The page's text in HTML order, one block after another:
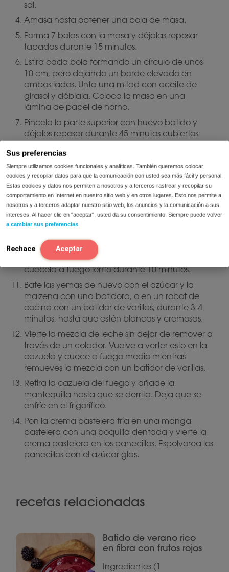
Sus preferencias
Siempre utilizamos cookies funcionales y analíticas. También queremos colocar
cookies y recopilar datos para que la comunicación con usted sea más fácil y personal.
Estas cookies y datos nos permiten a nosotros y a terceros rastrear y recopilar su
comportamiento en Internet en nuestro sitio web y en otros lugares. Esto nos permite a
nosotros y a terceros adaptar nuestro sitio web, los anuncios y la comunicación a sus
intereses. Al hacer clic en "aceptar", usted da su consentimiento. Siempre puede volver
a cambiar sus preferencias.
Rechace Aceptar
sal.
Amasa hasta obtener una bola de masa.
Forma 7 bolas con la masa y déjalas reposar
tapadas durante 15 minutos.
Estira cada bola formando un círculo de unos
10 cm, pero dejando un borde elevado en
ambos lados. Unta una mitad con aceite de
girasol y dóblala. Coloca la masa en una
lámina de papel de horno.
Pincela la parte superior con huevo batido y
déjalos reposar durante 45 minutos cubiertos
a 220 grados. Coloca los panecillos con el papel
de horno en la bandeja caliente y hornéalos
durante 8-10 minutos, hasta que se doren.
Deja que se enfríen completamente y, a
continuación, dóblalos abriendo los bordes.
vaina de vainilla, con las semillas, en una
cazuela. No lleves esta mezcla a ebullición,
cuécela a fuego lento durante 10 minutos.
Bate las yemas de huevo con el azúcar y la
maizena con una batidora, o en un robot de
cocina con un batidor de varillas, durante 3-4
minutos, hasta que estén blancas y cremosas.
Vierte la mezcla de leche sin dejar de remover a
través de un colador. Vuelve a verter esto en la
cazuela y cuece a fuego medio mientras
remueves la mezcla con un batidor de varillas.
Retira la cazuela del fuego y añade la
mantequilla hasta que se derrita. Deja que se
enfríe en el frigorífico.
Pon la crema pastelera fría en una manga
pastelera con una boquilla dentada y vierte la
crema pastelera en los panecillos. Espolvorea los
panecillos con el azúcar glas.
recetas relacionadas
Batido de verano rico
en fibra con frutos rojos
Ingredientes (1